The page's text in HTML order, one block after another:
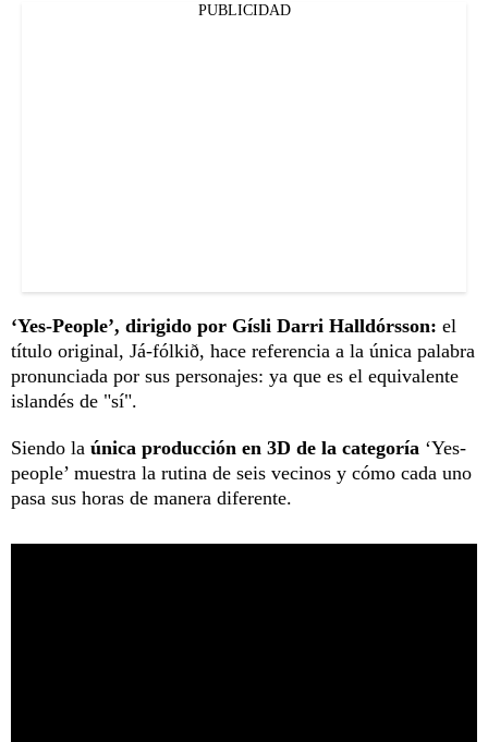
PUBLICIDAD
‘Yes-People’, dirigido por Gísli Darri Halldórsson: el
título original, Já-fólkið, hace referencia a la única palabra
pronunciada por sus personajes: ya que es el equivalente
islandés de "sí".
Siendo la única producción en 3D de la categoría ‘Yes-
people’ muestra la rutina de seis vecinos y cómo cada uno
pasa sus horas de manera diferente.